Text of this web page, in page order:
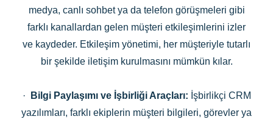
medya, canlı sohbet ya da telefon görüşmeleri gibi
farklı kanallardan gelen müşteri etkileşimlerini izler
ve kaydeder. Etkileşim yönetimi, her müşteriyle tutarlı
bir şekilde iletişim kurulmasını mümkün kılar.
· Bilgi Paylaşımı ve İşbirliği Araçları: İşbirlikçi CRM
yazılımları, farklı ekiplerin müşteri bilgileri, görevler ya